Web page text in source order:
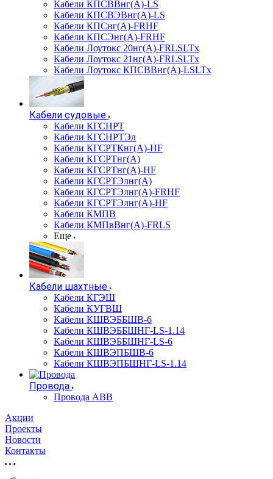
Кабели КПСВВнг(А)-LS
Кабели КПСВЭВнг(А)-LS
Кабели КПСнг(А)-FRHF
Кабели КПСЭнг(А)-FRHF
Кабели Лоутокс 20нг(А)-FRLSLTx
Кабели Лоутокс 21нг(А)-FRLSLTx
Кабели Лоутокс КПСВВнг(А)-LSLTx
Кабели судовые
Кабели КГСНРТ
Кабели КГСНРТЭл
Кабели КГСРТКнг(А)-HF
Кабели КГСРТнг(А)
Кабели КГСРТнг(А)-HF
Кабели КГСРТЭлнг(А)
Кабели КГСРТЭлнг(А)-FRHF
Кабели КГСРТЭлнг(А)-HF
Кабели КМПВ
Кабели КМПвВнг(А)-FRLS
Еще
Кабели шахтные
Кабели КГЭШ
Кабели КУГВШ
Кабели КШВЭББШВ-6
Кабели КШВЭББШНГ-LS-1.14
Кабели КШВЭББШНГ-LS-6
Кабели КШВЭПБШВ-6
Кабели КШВЭПБШНГ-LS-1.14
Провода
Провода АВВ
Акции
Проекты
Новости
Контакты